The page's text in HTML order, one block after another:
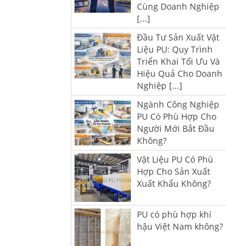
Cùng Doanh Nghiệp
[...]
Đầu Tư Sản Xuất Vật
Liệu PU: Quy Trình
Triển Khai Tối Ưu Và
Hiệu Quả Cho Doanh
Nghiệp [...]
Ngành Công Nghiệp
PU Có Phù Hợp Cho
Người Mới Bắt Đầu
Không?
Vật Liệu PU Có Phù
Hợp Cho Sản Xuất
Xuất Khẩu Không?
PU có phù hợp khí
hậu Việt Nam không?